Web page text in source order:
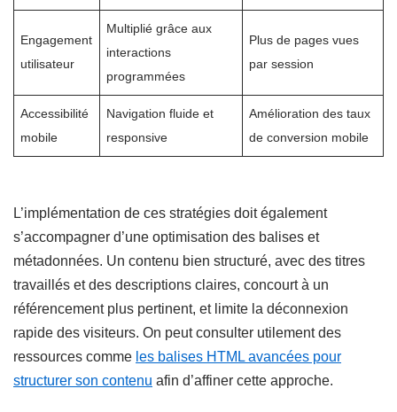
Engagement
utilisateur
Multiplié grâce aux
interactions
programmées
Plus de pages vues
par session
Accessibilité
mobile
Navigation fluide et
responsive
Amélioration des taux
de conversion mobile
L’implémentation de ces stratégies doit également
s’accompagner d’une optimisation des balises et
métadonnées. Un contenu bien structuré, avec des titres
travaillés et des descriptions claires, concourt à un
référencement plus pertinent, et limite la déconnexion
rapide des visiteurs. On peut consulter utilement des
ressources comme les balises HTML avancées pour
structurer son contenu afin d’affiner cette approche.